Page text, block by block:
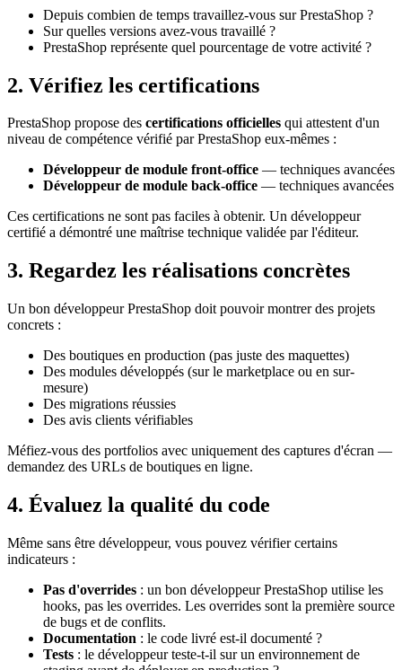
Depuis combien de temps travaillez-vous sur PrestaShop ?
Sur quelles versions avez-vous travaillé ?
PrestaShop représente quel pourcentage de votre activité ?
2. Vérifiez les certifications
PrestaShop propose des certifications officielles qui attestent d'un
niveau de compétence vérifié par PrestaShop eux-mêmes :
Développeur de module front-office — techniques avancées
Développeur de module back-office — techniques avancées
Ces certifications ne sont pas faciles à obtenir. Un développeur
certifié a démontré une maîtrise technique validée par l'éditeur.
3. Regardez les réalisations concrètes
Un bon développeur PrestaShop doit pouvoir montrer des projets
concrets :
Des boutiques en production (pas juste des maquettes)
Des modules développés (sur le marketplace ou en sur-
mesure)
Des migrations réussies
Des avis clients vérifiables
Méfiez-vous des portfolios avec uniquement des captures d'écran —
demandez des URLs de boutiques en ligne.
4. Évaluez la qualité du code
Même sans être développeur, vous pouvez vérifier certains
indicateurs :
Pas d'overrides : un bon développeur PrestaShop utilise les
hooks, pas les overrides. Les overrides sont la première source
de bugs et de conflits.
Documentation : le code livré est-il documenté ?
Tests : le développeur teste-t-il sur un environnement de